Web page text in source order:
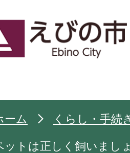
ーム
くらし・手続
ットは正しく飼いまし